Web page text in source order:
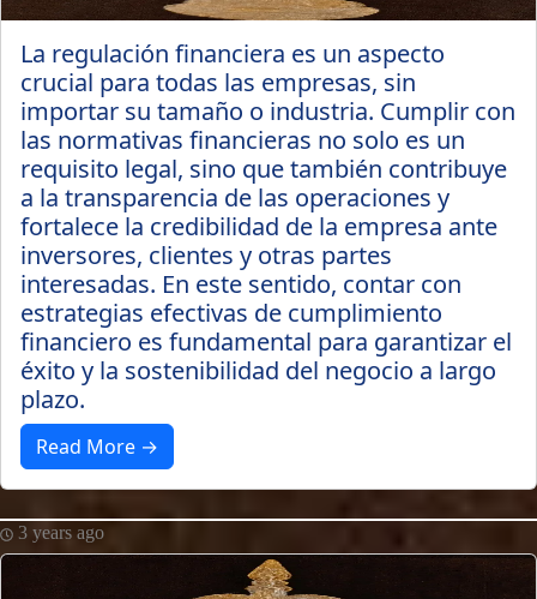
La regulación financiera es un aspecto
crucial para todas las empresas, sin
importar su tamaño o industria. Cumplir con
las normativas financieras no solo es un
requisito legal, sino que también contribuye
a la transparencia de las operaciones y
fortalece la credibilidad de la empresa ante
inversores, clientes y otras partes
interesadas. En este sentido, contar con
estrategias efectivas de cumplimiento
financiero es fundamental para garantizar el
éxito y la sostenibilidad del negocio a largo
plazo.
Read More →
3 years ago